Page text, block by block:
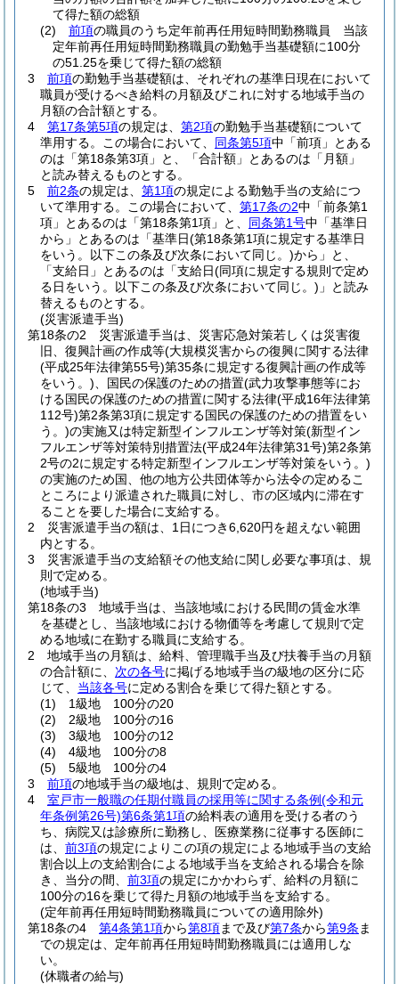
て得た額の総額
(2)
前項の職員のうち定年前再任用短時間勤務職員 当該
定年前再任用短時間勤務職員の勤勉手当基礎額に100分
の51.25を乗じて得た額の総額
3
前項の勤勉手当基礎額は、それぞれの基準日現在において
職員が受けるべき給料の月額及びこれに対する地域手当の
月額の合計額とする。
4
第17条第5項の規定は、 第2項の勤勉手当基礎額について
準用する。
この場合において、 同条第5項中「前項」とある
のは「第18条第3項」と、「合計額」とあるのは「月額」
と読み替えるものとする。
5
前2条の規定は、 第1項の規定による勤勉手当の支給につ
いて準用する。
この場合において、 第17条の2中「前条第1
項」とあるのは「第18条第1項」と、 同条第1号中「基準日
から」とあるのは「基準日(第18条第1項に規定する基準日
をいう。以下この条及び次条において同じ。)から」と、
「支給日」とあるのは「支給日(同項に規定する規則で定め
る日をいう。以下この条及び次条において同じ。) 」と読み
替えるものとする。
(災害派遣手当)
第18条の2
災害派遣手当は、災害応急対策若しくは災害復
旧、復興計画の作成等(大規模災害からの復興に関する法律
(平成25年法律第55号)第35条に規定する復興計画の作成等
をいう。) 、国民の保護のための措置(武力攻撃事態等にお
ける国民の保護のための措置に関する法律(平成16年法律第
112号)第2条第3項に規定する国民の保護のための措置をい
う。)の実施又は特定新型インフルエンザ等対策(新型イン
フルエンザ等対策特別措置法(平成24年法律第31号)第2条第
2号の2に規定する特定新型インフルエンザ等対策をいう。)
の実施のため国、他の地方公共団体等から法令の定めるこ
ところにより派遣された職員に対し、市の区域内に滞在す
ることを要した場合に支給する。
2
災害派遣手当の額は、1日につき6,620円を超えない範囲
内とする。
3
災害派遣手当の支給額その他支給に関し必要な事項は、規
則で定める。
(地域手当)
第18条の3
地域手当は、当該地域における民間の賃金水準
を基礎とし、当該地域における物価等を考慮して規則で定
める地域に在勤する職員に支給する。
2
地域手当の月額は、給料、管理職手当及び扶養手当の月額
の合計額に、 次の各号に掲げる地域手当の級地の区分に応
じて、 当該各号に定める割合を乗じて得た額とする。
(1)
1級地 100分の20
(2)
2級地 100分の16
(3)
3級地 100分の12
(4)
4級地 100分の8
(5)
5級地 100分の4
3
前項の地域手当の級地は、規則で定める。
4
室戸市一般職の任期付職員の採用等に関する条例(令和元
年条例第26号)第6条第1項の給料表の適用を受ける者のう
ち、病院又は診療所に勤務し、医療業務に従事する医師に
は、 前3項の規定によりこの項の規定による地域手当の支給
割合以上の支給割合による地域手当を支給される場合を除
き、当分の間、 前3項の規定にかかわらず、給料の月額に
100分の16を乗じて得た月額の地域手当を支給する。
(定年前再任用短時間勤務職員についての適用除外)
第18条の4
第4条第1項から第8項まで及び第7条から第9条 ま
での規定は、定年前再任用短時間勤務職員には適用しな
い。
(休職者の給与)